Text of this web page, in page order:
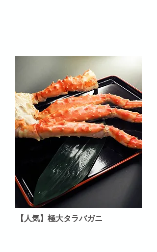
【人気】極大タラバガニ